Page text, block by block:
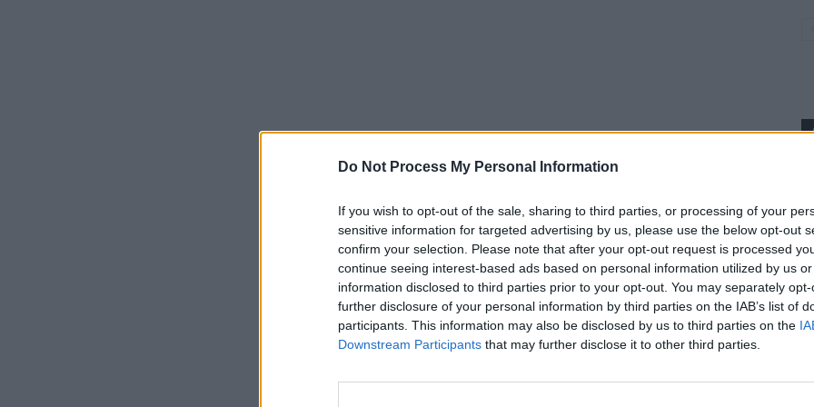
Do Not Process My Personal Information
If you wish to opt-out of the sale, sharing to third parties, or processing of your
sensitive information for targeted advertising by us, please use the below opt-out
confirm your selection. Please note that after your opt-out request is processed
continue seeing interest-based ads based on personal information utilized by us
information disclosed to third parties prior to your opt-out. You may separately
further disclosure of your personal information by third parties on the IAB’s list of
participants. This information may also be disclosed by us to third parties on the
Downstream Participants that may further disclose it to other third parties.